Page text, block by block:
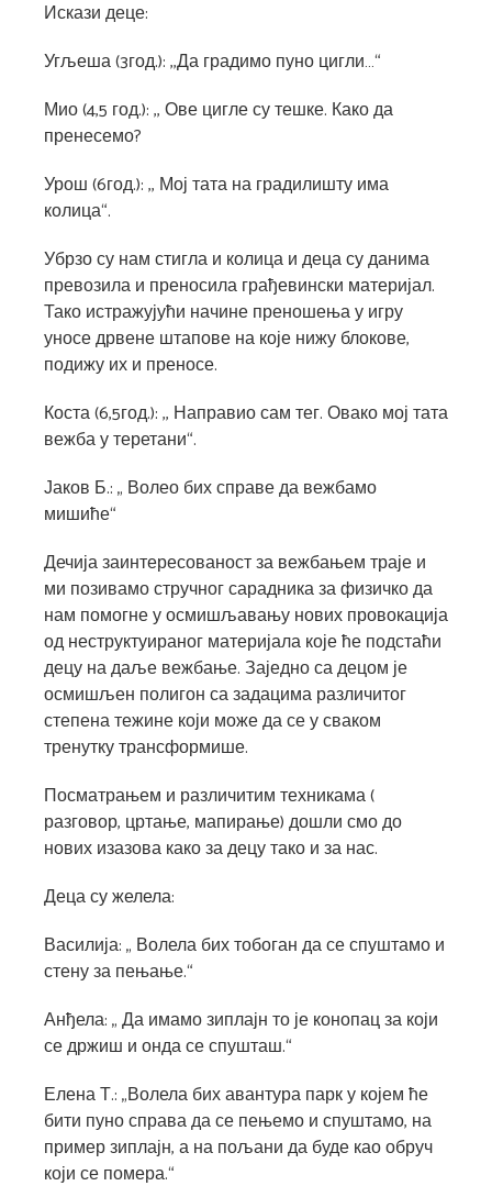
Искази деце:
Угљеша (3год.): ,,Да градимо пуно цигли…“
Мио (4,5 год.): ,, Ове цигле су тешке. Како да
пренесемо?
Урош (6год.): ,, Мој тата на градилишту има
колица“.
Убрзо су нам стигла и колица и деца су данима
превозила и преносила грађевински материјал.
Тако истражујући начине преношења у игру
уносе дрвене штапове на које нижу блокове,
подижу их и преносе.
Коста (6,5год.): ,, Направио сам тег. Овако мој тата
вежба у теретани“.
Јаков Б.: „ Волео бих справе да вежбамо
мишиће“
Дечија заинтересованост за вежбањем траје и
ми позивамо стручног сарадника за физичко да
нам помогне у осмишљавању нових провокација
од неструктуираног материјала које ће подстаћи
децу на даље вежбање. Заједно са децом је
осмишљен полигон са задацима различитог
степена тежине који може да се у сваком
тренутку трансформише.
Посматрањем и различитим техникама (
разговор, цртање, мапирање) дошли смо до
нових изазова како за децу тако и за нас.
Деца су желела:
Василија: „ Волела бих тобоган да се спуштамо и
стену за пењање.“
Анђела: „ Да имамо зиплајн то је конопац за који
се држиш и онда се спушташ.“
Елена Т.: „Волела бих авантура парк у којем ће
бити пуно справа да се пењемо и спуштамо, на
пример зиплајн, а на пољани да буде као обруч
који се помера.“